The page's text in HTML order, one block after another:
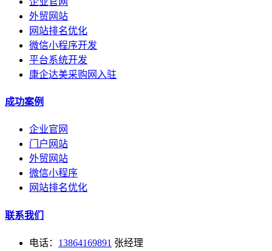
外贸网站
网站排名优化
微信小程序开发
平台系统开发
康企达美采购网入驻
成功案例
企业官网
门户网站
外贸网站
微信小程序
网站排名优化
联系我们
电话： 13864169891 张经理